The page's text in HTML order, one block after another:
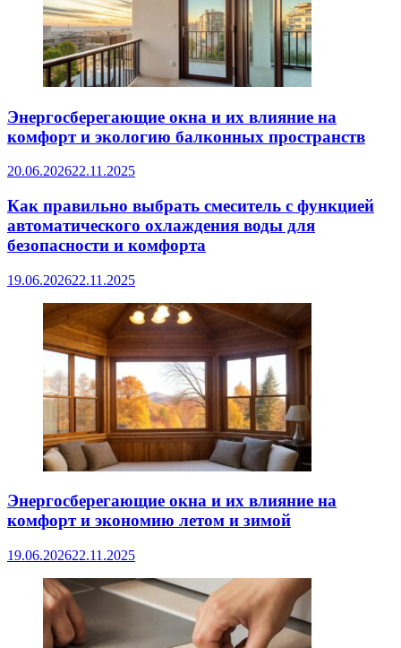
Энергосберегающие окна и их влияние на
комфорт и экологию балконных пространств
20.06.202622.11.2025
Как правильно выбрать смеситель с функцией
автоматического охлаждения воды для
безопасности и комфорта
19.06.202622.11.2025
Энергосберегающие окна и их влияние на
комфорт и экономию летом и зимой
19.06.202622.11.2025